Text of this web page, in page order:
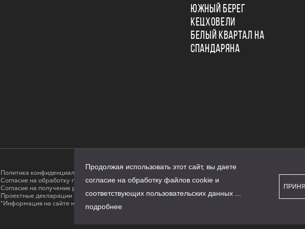
ЮЖНЫЙ БЕРЕГ
КЕЦХОВЕЛИ
БЕЛЫЙ КВАРТАЛ НА
СПАНДАРЯНА
Политика конфиденциальности
Согласие на обработку персональных данных
Cогласие на получение рассылки
Проектные декларации на сайте наш.дом.рф
*Информация на сайте не является публичной офертой
Продолжая использовать этот сайт, вы даете
согласие на обработку файлов cookie и
соответствующих пользовательских данных
подробнее